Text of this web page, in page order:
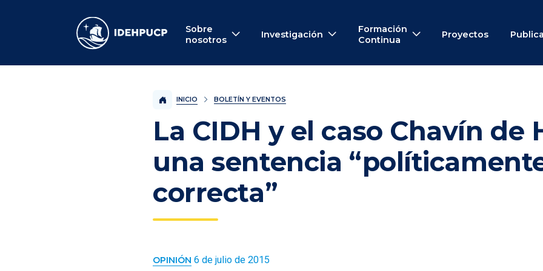
IDEHPUCP
Sobre
nosotros
Investigación
Formación
Continua
Proyectos
INICIO BOLETÍN Y EVENTOS
La CIDH y el caso Chavín de
una sentencia
correcta”
OPINIÓN 6 de julio de 2015